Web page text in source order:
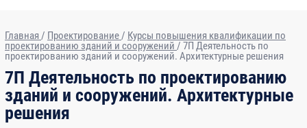
Главная / Проектирование/ Курсы повышения квалификации по
проектированию зданий и сооружений / 7П Деятельность по
проектированию зданий и сооружений. Архитектурные решения
7П Деятельность по проектированию
зданий и сооружений. Архитектурные
решения
модуля
Модуль
Нормативно-правовые основы